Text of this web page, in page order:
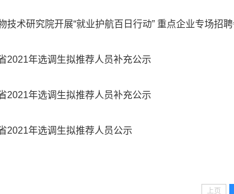
技术研究院开展“就业护航百日行动” 重点企业专场招
2021年选调生拟推荐人员补充公示
2021年选调生拟推荐人员补充公示
2021年选调生拟推荐人员公示
上页